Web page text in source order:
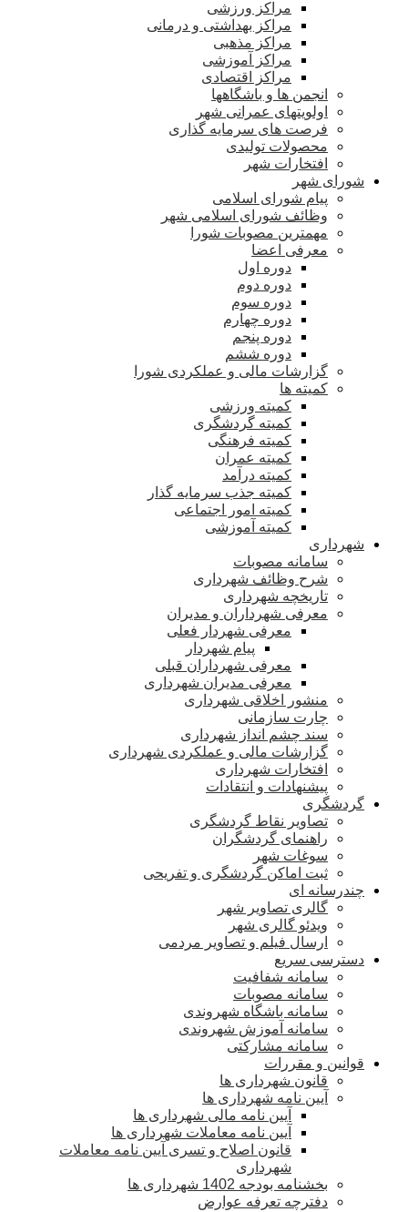
مراکز ورزشی
مراکز بهداشتی و درمانی
مراکز مذهبی
مراکز آموزشی
مراکز اقتصادی
انجمن ها و باشگاهها
اولویتهای عمرانی شهر
فرصت های سرمایه گذاری
محصولات تولیدی
افتخارات شهر
شورای شهر
پیام شورای اسلامی
وظائف شورای اسلامی شهر
مهمترین مصوبات شورا
معرفی اعضا
دوره اول
دوره دوم
دوره سوم
دوره چهارم
دوره پنجم
دوره ششم
گزارشات مالی و عملکردی شورا
کمیته ها
کمیته ورزشی
کمیته گردشگری
کمیته فرهنگی
کمیته عمران
کمیته درآمد
کمیته جذب سرمایه گذار
کمیته امور اجتماعی
کمیته آموزشی
شهرداری
سامانه مصوبات
شرح وظائف شهرداری
تاریخچه شهرداری
معرفی شهرداران و مدیران
معرفی شهردار فعلی
پیام شهردار
معرفی شهرداران قبلی
معرفی مدیران شهرداری
منشور اخلاقی شهرداری
چارت سازمانی
سند چشم انداز شهرداری
گزارشات مالی و عملکردی شهرداری
افتخارات شهرداری
پیشنهادات و انتقادات
گردشگری
تصاویر نقاط گردشگری
راهنمای گردشگران
سوغات شهر
ثبت اماکن گردشگری و تفریحی
چندرسانه ای
گالری تصاویر شهر
ویدئو گالری شهر
ارسال فیلم و تصاویر مردمی
دسترسی سریع
سامانه شفافیت
سامانه مصوبات
سامانه باشگاه شهروندی
سامانه آموزش شهروندی
سامانه مشارکتی
قوانین و مقررات
قانون شهرداری ها
آیین نامه شهرداری ها
آیین نامه مالی شهرداری ها
آیین نامه معاملات شهرداری ها
قانون اصلاح و تسری آیین نامه معاملات
شهرداری
بخشنامه بودجه 1402 شهرداری ها
دفترچه تعرفه عوارض